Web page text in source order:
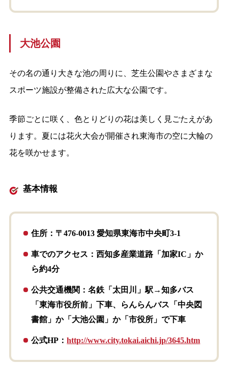
大池公園
その名の通り大きな池の周りに、芝生公園やさまざまな
スポーツ施設が整備された広大な公園です。
季節ごとに咲く、色とりどりの花は美しく見ごたえがあ
ります。夏には花火大会が開催され東海市の空に大輪の
花を咲かせます。
基本情報
住所：〒476-0013 愛知県東海市中央町3-1
車でのアクセス：西知多産業道路「加家IC」か
ら約4分
公共交通機関：名鉄「太田川」駅→知多バス
「東海市役所前」下車、らんらんバス「中央図
書館」か「大池公園」か「市役所」で下車
公式HP：http://www.city.tokai.aichi.jp/3645.htm